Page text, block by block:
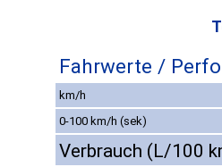
Fahrwerte /
km/h
0-100 km/h (sek)
Verbrauch (L/100